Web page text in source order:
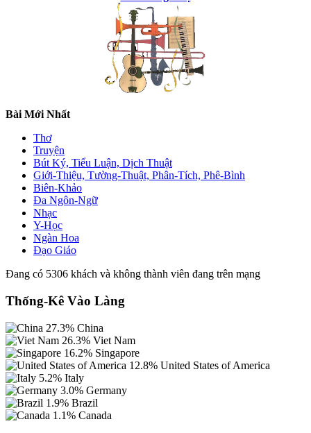
Bài Mới Nhất
Thơ
Truyện
Bút Ký, Tiểu Luận, Dịch Thuật
Giới-Thiệu, Tường-Thuật, Phân-Tích, Phê-Bình
Biên-Khảo
Đa Ngôn-Ngữ
Nhạc
Y-Học
Ngàn Hoa
Đạo Giáo
Đang có 5306 khách và không thành viên đang trên mạng
Thống-Kê Vào Làng
27.3% China
26.3% Viet Nam
16.2% Singapore
12.8% United States of America
5.2% Italy
3.0% Germany
1.9% Brazil
1.1% Canada